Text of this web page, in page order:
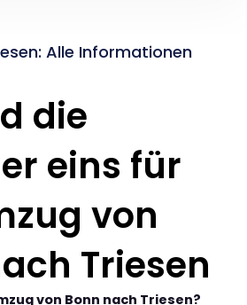
Alle Informationen
die
eins für
von
Triesen
von Bonn nach Triesen?